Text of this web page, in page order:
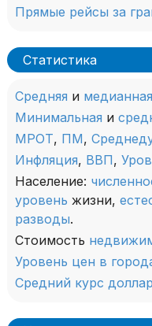
Прямые рейсы за
Статистика
Средняя и медианная
Минимальная и
МРОТ, ПМ,
Инфляция, ВВП,
Население:
уровень жизни,
разводы.
Стоимость
Уровень цен в
Средний курс